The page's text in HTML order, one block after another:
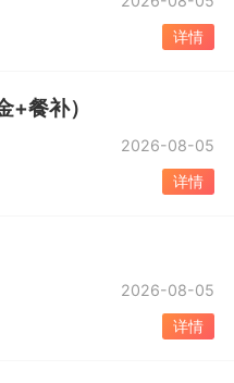
详情
+餐补）
2026-08-05
详情
2026-08-05
详情